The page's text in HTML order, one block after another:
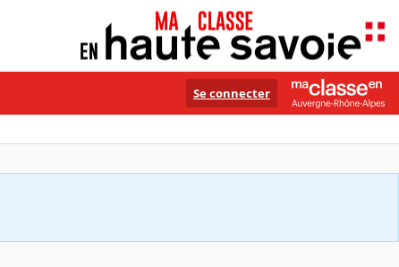
Se connecter